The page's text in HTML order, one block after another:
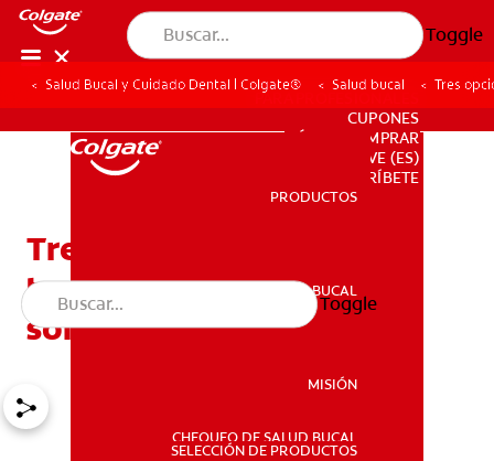
Toggle
PRODUCTOS
SALUD BUCAL
PARA PROFESIONALES
CUPONES
DÓNDE COMPRAR
VE (ES)
SUSCRÍBETE
PRODUCTOS
SALUD BUCAL
MISIÓN
CHEQUEO DE SALUD BUCAL
SELECCIÓN DE PRODUCTOS
Toggle
Salud Bucal y Cuidado Dental | Colgate® Salud bucal Tres
Tres opciones de
tratamiento para una
sonrisa gingival